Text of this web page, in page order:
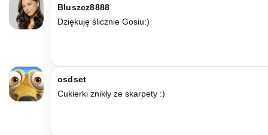
Bluszcz8888
Dziękuję ślicznie Gosiu:)
osdset
Cukierki znikły ze skarpety :)